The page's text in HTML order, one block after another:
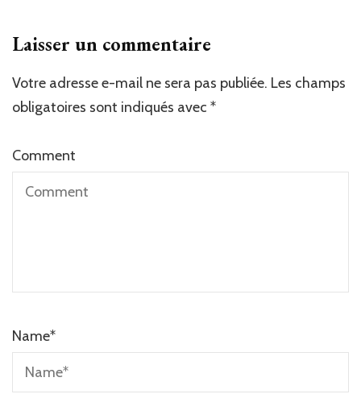
Laisser un commentaire
Votre adresse e-mail ne sera pas publiée. Les champs
obligatoires sont indiqués avec *
Comment
Name*